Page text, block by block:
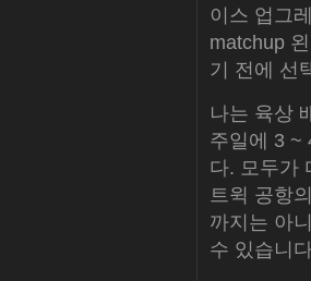
이스 업그
matchup
기 전에 선
나는 육상
주일에 3 ~
다. 모두가
트윅 공항
까지는 아
수 있습니